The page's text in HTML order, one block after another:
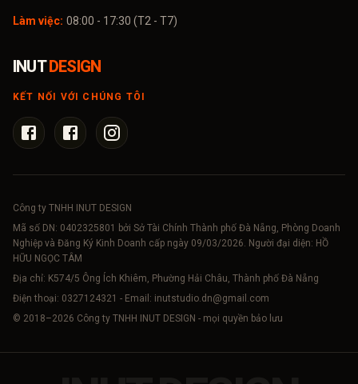
Làm việc: 08:00 - 17:30 (T2 - T7)
INUT DESIGN
KẾT NỐI VỚI CHÚNG TÔI
Công ty TNHH INUT DESIGN
Mã số DN: 0402325801
bởi Sở Tài Chính Thành phố Đà Nẵng, Phòng Doanh
Nghiệp và Đăng Ký Kinh Doanh cấp ngày 09/03/2026. Người đại diện: HỒ
HỮU NGỌC TÂM
Địa chỉ: K574/5 Ông Ích Khiêm, Phường Hải Châu, Thành phố Đà Nẵng
Điện thoại: 0327124321 - Email: inutstudio.dn@gmail.com
© 2018–2026 Công ty TNHH INUT DESIGN - mọi quyền bảo lưu